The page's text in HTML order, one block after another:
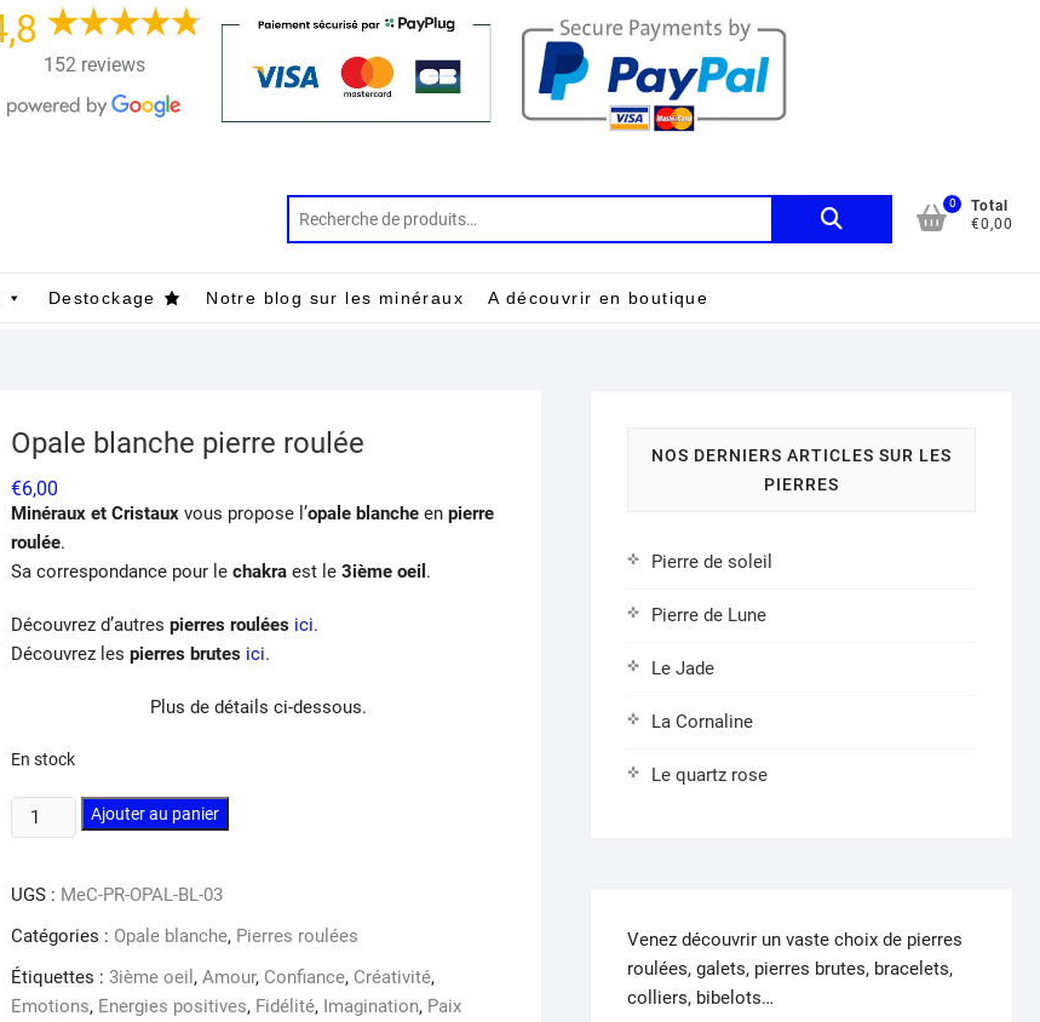
152 reviews
Recherche
0
Total
€0,00
Destockage Notre blog sur les minéraux A découvrir en boutique
Opale blanche pierre roulée
€6,00
Minéraux et Cristaux vous propose l’opale blanche en pierre
roulée.
Sa correspondance pour le chakra est le 3ième oeil .
Découvrez d’autres pierres roulées ici.
Découvrez les pierres brutes ici.
Plus de détails ci-dessous.
En stock
quantité
de
blanche
pierre
Ajouter au panier
UGS : MeC-PR-OPAL-BL-03
Catégories : Opale blanche, Pierres roulées
Étiquettes : 3ième oeil , Amour, Confiance, Créativité,
Emotions, Energies positives, Fidélité, Imagination, Paix
NOS DERNIERS ARTICLES SUR LES
PIERRES
Pierre de soleil
Pierre de Lune
Le Jade
La Cornaline
Le quartz rose
Venez découvrir un vaste choix de pierres
roulées, galets, pierres brutes, bracelets,
colliers, bibelots…